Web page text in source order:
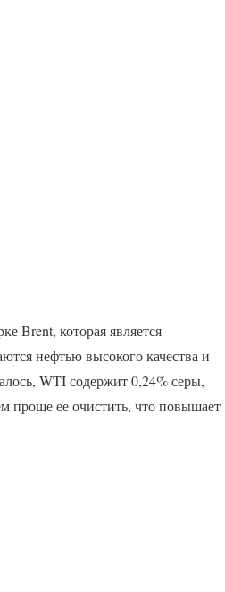
Brent, которая является
нефтью высокого качества и
WTI содержит 0,24% серы,
проще ее очистить, что повышает